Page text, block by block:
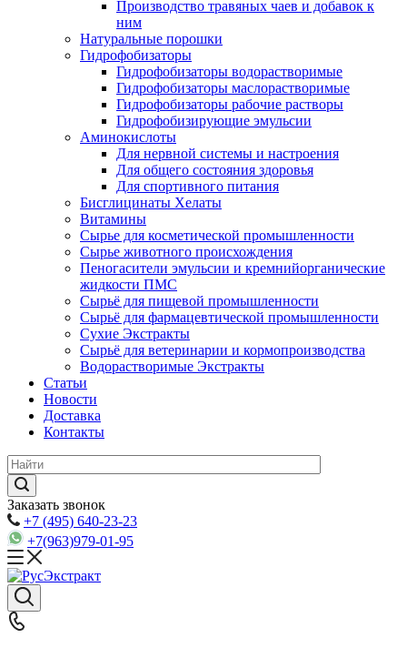
Производство травяных чаев и добавок к
ним
Натуральные порошки
Гидрофобизаторы
Гидрофобизаторы водорастворимые
Гидрофобизаторы маслорастворимые
Гидрофобизаторы рабочие растворы
Гидрофобизирующие эмульсии
Аминокислоты
Для нервной системы и настроения
Для общего состояния здоровья
Для спортивного питания
Бисглицинаты Хелаты
Витамины
Сырье для косметической промышленности
Сырье животного происхождения
Пеногасители эмульсии и кремнийорганические
жидкости ПМС
Сырьё для пищевой промышленности
Сырьё для фармацевтической промышленности
Сухие Экстракты
Сырьё для ветеринарии и кормопроизводства
Водорастворимые Экстракты
Статьи
Новости
Доставка
Контакты
Заказать звонок
+7 (495) 640-23-23
+7(963)979-01-95